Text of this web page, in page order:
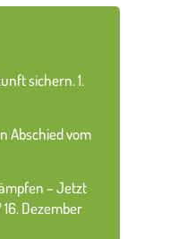
sichern.1.
Abschied vom
– Jetzt
16. Dezember